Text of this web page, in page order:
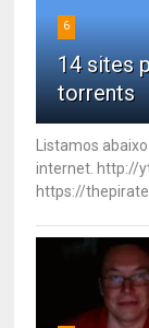
6
14 sites
torrents
Listamos
internet. http://
https://